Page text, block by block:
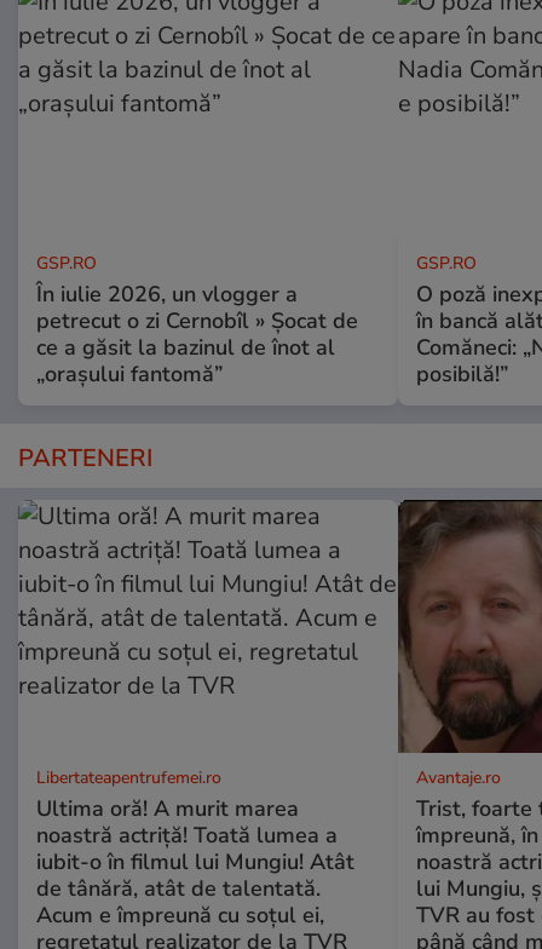
GSP.RO
În iulie 2026, un vlogger a
petrecut o zi Cernobîl » Șocat de
ce a găsit la bazinul de înot al
„orașului fantomă”
GSP.RO
O poză
în bancă
Comăneci:
posibilă!”
PARTENERI
Libertateapentrufemei.ro
Ultima oră! A murit marea
noastră actriță! Toată lumea a
iubit-o în filmul lui Mungiu! Atât
de tânără, atât de talentată.
Acum e împreună cu soțul ei,
regretatul realizator de la TVR
Avantaje.ro
Trist, foarte
împreună,
noastră
lui Mungiu,
TVR au
până când